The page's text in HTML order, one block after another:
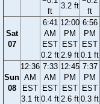
ft
3.2 ft
ft
Sat
07
6:41
AM
EST
0.2 ft
12:00
PM
EST
2.9 ft
6:56
PM
EST
0.1 ft
Sun
08
12:36
AM
EST
3.1 ft
7:33
AM
EST
0.4 ft
12:45
PM
EST
2.6 ft
7:37
PM
EST
0.3 ft